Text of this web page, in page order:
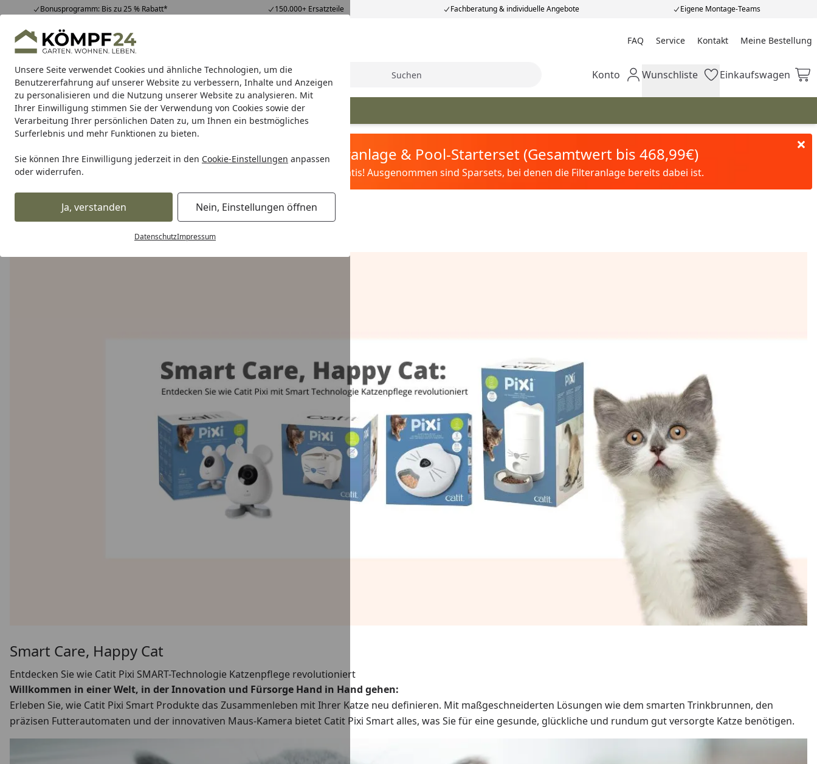
Unsere Seite verwendet Cookies und ähnliche Technologien, um die
Benutzererfahrung auf unserer Website zu verbessern, Inhalte und Anzeigen
zu personalisieren und die Nutzung unserer Website zu analysieren. Mit
Ihrer Einwilligung stimmen Sie der Verwendung von Cookies sowie der
Verarbeitung Ihrer persönlichen Daten zu, um Ihnen ein bestmögliches
Surferlebnis und mehr Funktionen zu bieten.
Sie können Ihre Einwilligung jederzeit in den Cookie-Einstellungen anpassen
oder widerrufen.
Ja, verstanden Nein, Einstellungen öffnen
DatenschutzImpressum
Bonusprogramm: Bis zu 25 % Rabatt* 150.000+ Ersatzteile Fachberatung & individuelle Angebote Eigene Montage-Teams
Hotline07051 / 9 22 22
Mo-Fr. 8-16 Uhr 25.958 Bewertungen FAQ Service Kontakt Meine Bestellung
Meine Bestellung
Alle Produkte
Alle ProdukteHighlights Tipps & Tricks Suche Mein Konto
Konto Wunschliste
Wunschliste Einkaufswagen
Einkaufswagen
catit Katze
Karibu Pools inkl. gratis Sandfilteranlage & Pool-Starterset (Gesamtwert bis 468,99€)
Dein Traumpool im Sorglos-Paket: Filter&Pflege gratis! Ausgenommen sind Sparsets, bei denen die Filteranlage bereits dabei ist.
Startseite
Smart Care, Happy Cat
Entdecken Sie wie Catit Pixi SMART-Technologie Katzenpflege revolutioniert
Willkommen in einer Welt, in der Innovation und Fürsorge Hand in Hand gehen:
Erleben Sie, wie Catit Pixi Smart Produkte das Zusammenleben mit Ihrer Katze neu definieren. Mit maßgeschneiderten Lösungen wie dem smarten Trinkbrunnen, den
präzisen Futterautomaten und der innovativen Maus-Kamera bietet Catit Pixi Smart alles, was Sie für eine gesunde, glückliche und rundum gut versorgte Katze benötigen.